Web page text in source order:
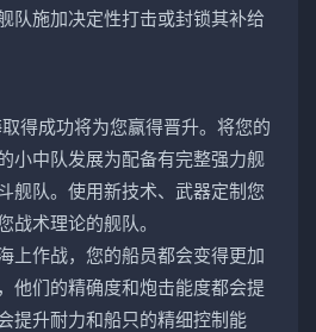
队施加决定性打击或封锁其补给
得成功将为您赢得晋升。将您的
小中队发展为配备有完整强力舰
舰队。使用新技术、武器定制您
战术理论的舰队。
上作战，您的船员都会变得更加
他们的精确度和炮击能度都会提
提升耐力和船只的精细控制能